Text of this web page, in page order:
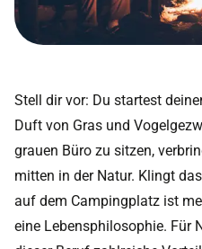
Stell dir vor: Du startest
Duft von Gras und
grauen Büro zu sitzen,
mitten in der Natur. Klingt
auf dem Campingplatz ist
eine Lebensphilosophie. Für